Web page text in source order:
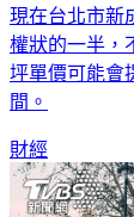
現在台北市新
權狀的一半，
坪單價可能會
間。
財經